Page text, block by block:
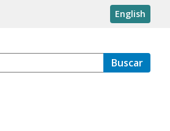
English
Buscar